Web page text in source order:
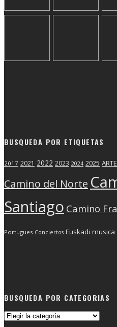
BUSQUEDA POR ETIQUETAS
2017 2021 2022 2023 2024 2025 ARTE
Camino del Norte
Santiago Camino
Portugues Conciertos Euskadi musica
BUSQUEDA POR CATEGORIAS
Busqueda